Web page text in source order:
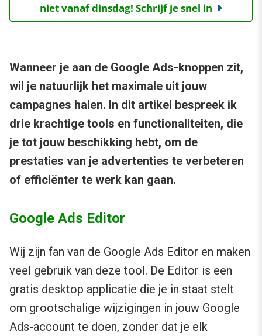
niet vanaf dinsdag! Schrijf je snel in
Wanneer je aan de Google Ads-knoppen zit,
wil je natuurlijk het maximale uit jouw
campagnes halen. In dit artikel bespreek ik
drie krachtige tools en functionaliteiten, die
je tot jouw beschikking hebt, om de
prestaties van je advertenties te verbeteren
of efficiënter te werk kan gaan.
Google Ads Editor
Wij zijn fan van de Google Ads Editor en maken
veel gebruik van deze tool. De Editor is een
gratis desktop applicatie die je in staat stelt
om grootschalige wijzigingen in jouw Google
Ads-account te doen, zonder dat je elk